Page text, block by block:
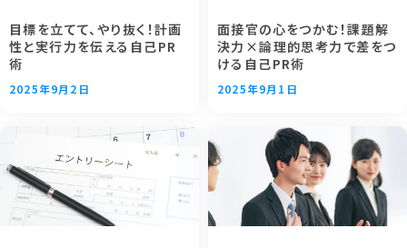
目標を立てて、やり抜く！計画
性と実行力を伝える自己PR
術
2025年9月2日
面接官の心をつかむ！課題解
決力×論理的思考力で差をつ
ける自己PR術
2025年9月1日